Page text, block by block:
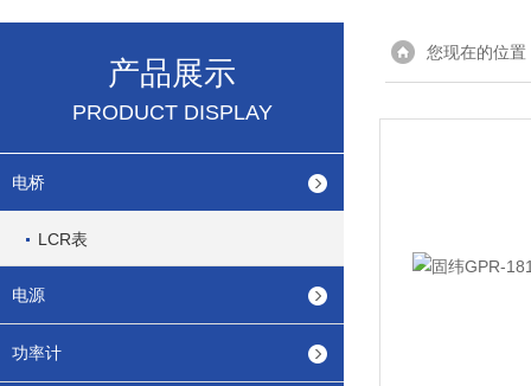
产品展示
PRODUCT DISPLAY
电桥
LCR表
电源
功率计
您现在的位置